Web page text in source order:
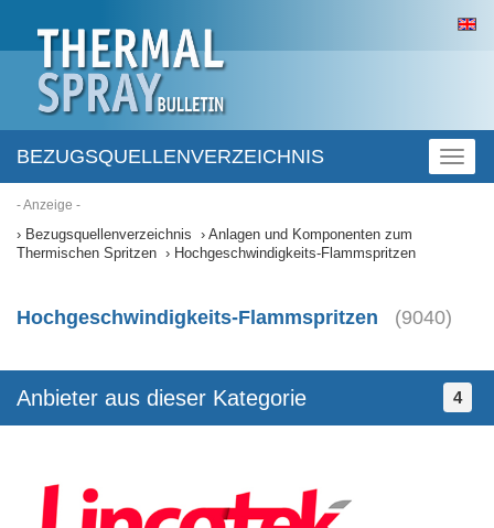
BEZUGSQUELLENVERZEICHNIS
- Anzeige -
Bezugsquellenverzeichnis
Anlagen und Komponenten zum
Thermischen Spritzen
Hochgeschwindigkeits-Flammspritzen
Hochgeschwindigkeits-Flammspritzen (9040)
Anbieter aus dieser Kategorie 4